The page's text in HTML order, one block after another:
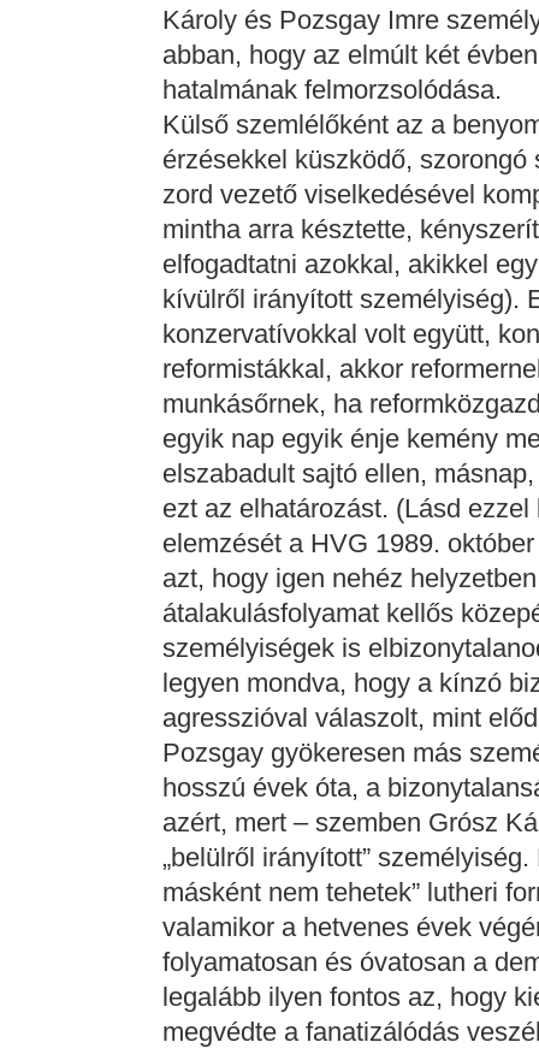
Károly és Pozsgay Imre
abban, hogy az elmúlt két
hatalmának felmorzsolódása.
Külső szemlélőként az a
érzésekkel küszködő,
zord vezető viselkedésével
mintha arra késztette,
elfogadtatni azokkal, akikkel
kívülről irányított személyiség).
konzervatívokkal volt együtt,
reformistákkal, akkor
munkásőrnek, ha
egyik nap egyik énje kemény
elszabadult sajtó ellen,
ezt az elhatározást. (Lásd
elemzését a HVG 1989.
azt, hogy igen nehéz
átalakulásfolyamat kellős
személyiségek is
legyen mondva, hogy a kínzó
agresszióval válaszolt, mint
Pozsgay gyökeresen más
hosszú évek óta, a
azért, mert – szemben Grósz
„belülről irányított”
másként nem tehetek” lutheri
valamikor a hetvenes évek
folyamatosan és óvatosan a
legalább ilyen fontos az, hogy
megvédte a fanatizálódás